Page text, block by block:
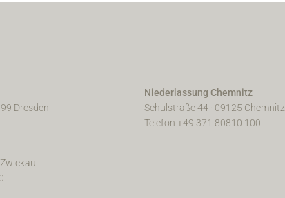
Dresden
Niederlassung Chemnitz
Schulstraße 44 · 09125 Chemnitz
Telefon +49 371 80810 100